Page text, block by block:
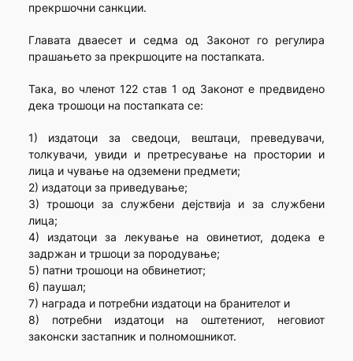
прекршочни санкции.
Главата дваесет и седма од Законот го регулира
прашањето за прекршоците на постапката.
Така, во членот 122 став 1 од Законот е предвидено
дека трошоци на постапката се:
1) издатоци за сведоци, вештаци, преведувачи,
толкувачи, увиди и претресување на простории и
лица и чување на одземени предмети;
2) издатоци за приведување;
3) трошоци за службени дејствија и за службени
лица;
4) издатоци за лекување на овинетиот, додека е
задржан и тршоци за породување;
5) патни трошоци на обвинетиот;
6) паушал;
7) награда и потребни издатоци на бранителот и
8) потребни издатоци на оштетениот, неговиот
законски застапник и полномошникот.